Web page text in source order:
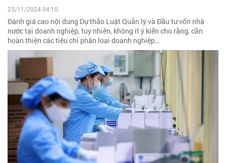
23/11/2024 04:10
Đánh giá cao nội dung Dự thảo Luật Quản lý và Đầu tư vốn nhà
nước tại doanh nghiệp, tuy nhiên, không ít ý kiến cho rằng, cần
hoàn thiện các tiêu chí phân loại doanh nghiệp…